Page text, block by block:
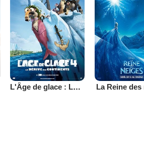
L'Âge de glace : La dérive des continents La Reine des